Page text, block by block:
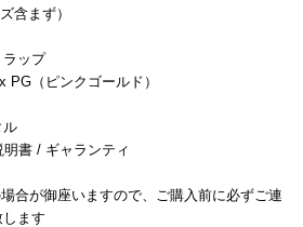
含まず）
ラップ
（ピンクゴールド）
ル
書 / ギャランティ
合が御座いますので、ご購入前に必ずご連
ます